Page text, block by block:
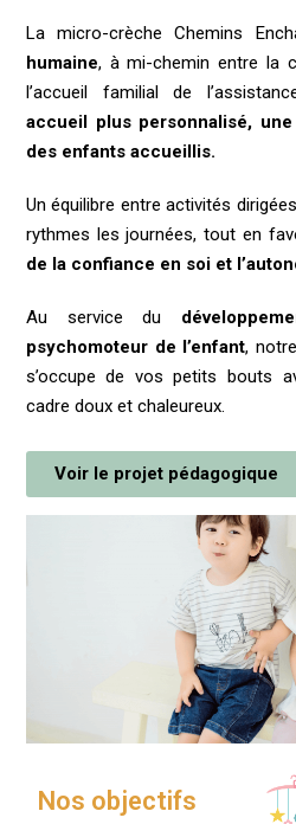
La micro-crèche Chemins
humaine, à mi-chemin entre la
l’accueil familial de
accueil plus personnalisé,
des enfants accueillis.
Un équilibre entre activités
rythmes les journées, tout en
de la confiance en soi et
Au service du
psychomoteur de l’enfant,
s’occupe de vos petits bouts
cadre doux et chaleureux.
Voir le projet pédagogique
Nos objectifs